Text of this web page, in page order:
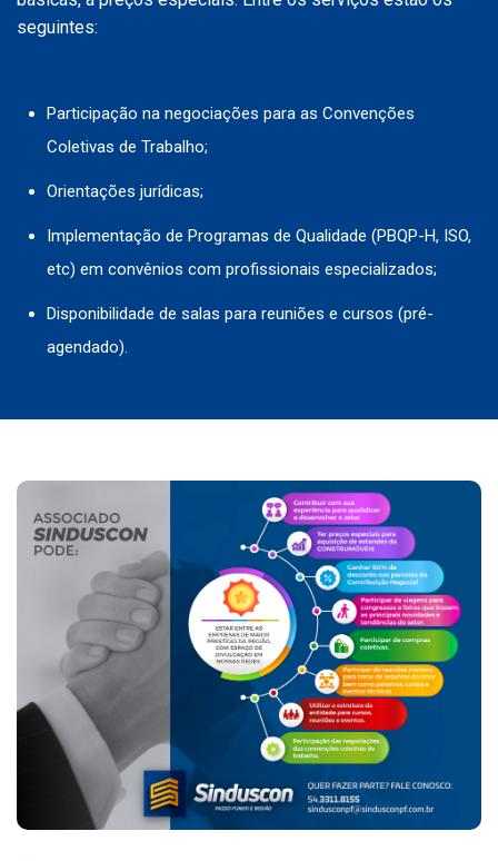
seguintes:
Participação na negociações para as Convenções
Coletivas de Trabalho;
Orientações jurídicas;
Implementação de Programas de Qualidade (PBQP-H, ISO,
etc) em convênios com profissionais especializados;
Disponibilidade de salas para reuniões e cursos (pré-
agendado).